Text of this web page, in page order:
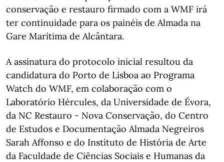
conservação e restauro firmado com a WMF irá
ter continuidade para os painéis de Almada na
Gare Marítima de Alcântara.
A assinatura do protocolo inicial resultou da
candidatura do Porto de Lisboa ao Programa
Watch do WMF, em colaboração com o
Laboratório Hércules, da Universidade de Évora,
da NC Restauro - Nova Conservação, do Centro
de Estudos e Documentação Almada Negreiros
Sarah Affonso e do Instituto de História de Arte
da Faculdade de Ciências Sociais e Humanas da